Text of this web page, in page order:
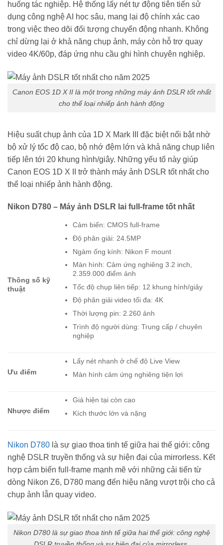
huống tác nghiệp. Hệ thống lấy nét tự động tiên tiến sử
dụng công nghệ AI học sâu, mang lại độ chính xác cao
trong việc theo dõi đối tượng chuyển động nhanh. Không
chỉ dừng lại ở khả năng chụp ảnh, máy còn hỗ trợ quay
video 4K/60p, đáp ứng nhu cầu ghi hình chuyên nghiệp.
Canon EOS 1D X II là một trong những máy ảnh DSLR tốt nhất
cho thể loại nhiếp ảnh hành động
Hiệu suất chụp ảnh của 1D X Mark III đặc biệt nổi bật nhờ
bộ xử lý tốc độ cao, bộ nhớ đệm lớn và khả năng chụp liên
tiếp lên tới 20 khung hình/giây. Những yếu tố này giúp
Canon EOS 1D X II trở thành máy ảnh DSLR tốt nhất cho
thể loại nhiếp ảnh hành động.
Nikon D780 – Máy ảnh DSLR lai full-frame tốt nhất
Thông số kỹ
thuật
Cảm biến: CMOS full-frame
Độ phân giải: 24.5MP
Ngàm ống kính: Nikon F mount
Màn hình: Cảm ứng nghiêng 3.2 inch,
2.359.000 điểm ảnh
Tốc độ chụp liên tiếp: 12 khung hình/giây
Độ phân giải video tối đa: 4K
Thời lượng pin: 2.260 ảnh
Trình độ người dùng: Trung cấp / chuyên
nghiệp
Ưu điểm
Lấy nét nhanh ở chế độ Live View
Màn hình cảm ứng nghiêng tiện lợi
Nhược điểm
Giá hiện tại còn cao
Kích thước lớn và nặng
Nikon D780 là sự giao thoa tinh tế giữa hai thế giới: công
nghệ DSLR truyền thống và sự hiện đại của mirrorless. Kết
hợp cảm biến full-frame mạnh mẽ với những cải tiến từ
dòng Nikon Z6, D780 mang đến hiệu năng vượt trội cho cả
chụp ảnh lẫn quay video.
Nikon D780 là sự giao thoa tinh tế giữa hai thế giới: công nghệ